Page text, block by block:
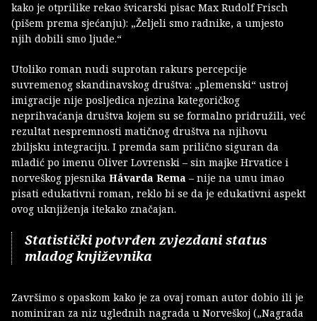
kako je otprilike rekao švicarski pisac Max Rudolf Frisch
(pišem prema sjećanju): „Željeli smo radnike, a umjesto
njih dobili smo ljude.“
Utoliko roman nudi suprotan rakurs percepcije
suvremenog skandinavskog društva: „plemenski“ ustroj
imigracije nije posljedica njezina kategoričkog
neprihvaćanja društva kojem su se formalno pridružili, već
rezultat nespremnosti matičnog društva na njihovu
zbiljsku integraciju. I premda sam prilično siguran da
mladić po imenu Oliver Lovrenski – sin majke Hrvatice i
norveškog pjesnika Håvarda Rema – nije na umu imao
pisati edukativni roman, reklo bi se da je edukativni aspekt
ovog uknjiženja itekako značajan.
Statistički potvrđen zvjezdani status
mladog književnika
Završimo s opaskom kako je za ovaj roman autor dobio ili je
nominiran za niz uglednih nagrada u Norveškoj („Nagrada